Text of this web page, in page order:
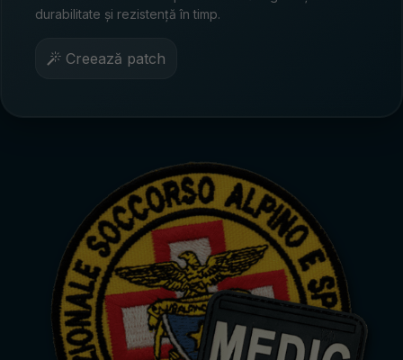
durabilitate și rezistență în timp.
Creează patch